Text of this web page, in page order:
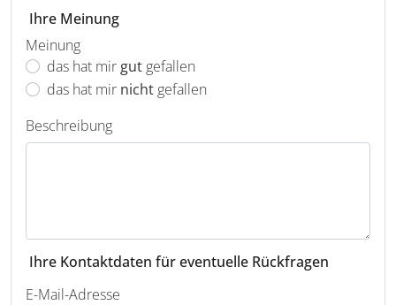
Ihre Meinung
Meinung
das hat mir gut gefallen
das hat mir nicht gefallen
Beschreibung
Ihre Kontaktdaten für eventuelle Rückfragen
E-Mail-Adresse